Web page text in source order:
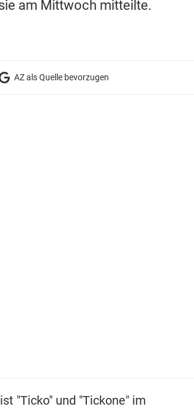
am Mittwoch mitteilte.
AZ als Quelle bevorzugen
"Ticko" und "Tickone" im